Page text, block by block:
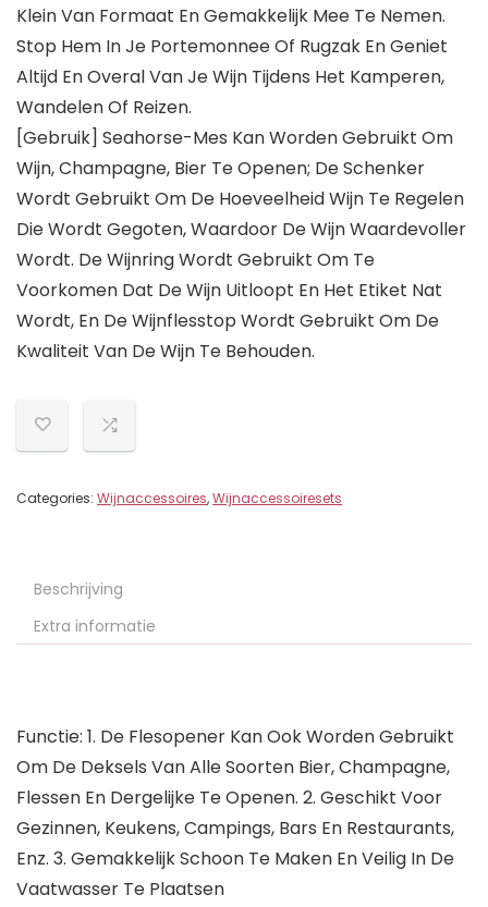
Klein Van Formaat En Gemakkelijk Mee Te Nemen.
Stop Hem In Je Portemonnee Of Rugzak En Geniet
Altijd En Overal Van Je Wijn Tijdens Het Kamperen,
Wandelen Of Reizen.
[Gebruik] Seahorse-Mes Kan Worden Gebruikt Om
Wijn, Champagne, Bier Te Openen; De Schenker
Wordt Gebruikt Om De Hoeveelheid Wijn Te Regelen
Die Wordt Gegoten, Waardoor De Wijn Waardevoller
Wordt. De Wijnring Wordt Gebruikt Om Te
Voorkomen Dat De Wijn Uitloopt En Het Etiket Nat
Wordt, En De Wijnflesstop Wordt Gebruikt Om De
Kwaliteit Van De Wijn Te Behouden.
Categories: Wijnaccessoires,Wijnaccessoiresets
Beschrijving
Extra informatie
Functie: 1. De Flesopener Kan Ook Worden Gebruikt
Om De Deksels Van Alle Soorten Bier, Champagne,
Flessen En Dergelijke Te Openen. 2. Geschikt Voor
Gezinnen, Keukens, Campings, Bars En Restaurants,
Enz. 3. Gemakkelijk Schoon Te Maken En Veilig In De
Vaatwasser Te Plaatsen